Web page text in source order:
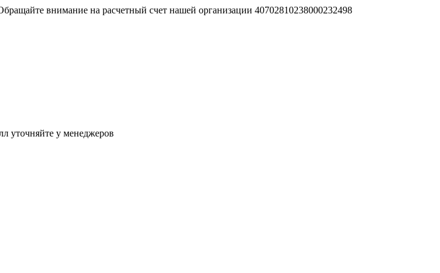
внимание на расчетный счет нашей организации 40702810238000232498
уточняйте у менеджеров